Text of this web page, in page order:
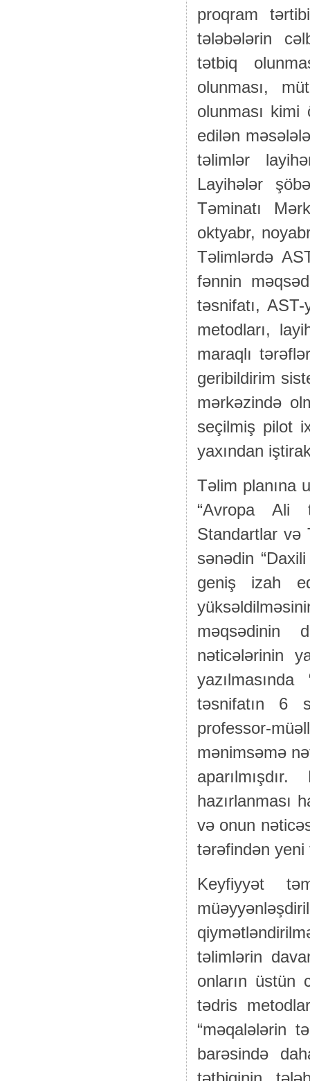
proqram
tələbələrin
tətbiq
olunması,
olunması kimi
edilən
təlimlər
Layihələr
Təminatı
oktyabr,
Təlimlərdə
fənnin
təsnifatı,
metodları,
maraqlı
geribildirim
mərkəzində
seçilmiş pilot
yaxından
Təlim planına
“Avropa Ali
Standartlar və
sənədin
geniş izah
məqsədinin
nəticələrinin
təsnifatın 6
professor-
mənimsəmə
hazırlanması
və onun
tərəfindən yeni
Keyfiyyət
təlimlərin
onların üstün
tədris
“məqalələrin
barəsində